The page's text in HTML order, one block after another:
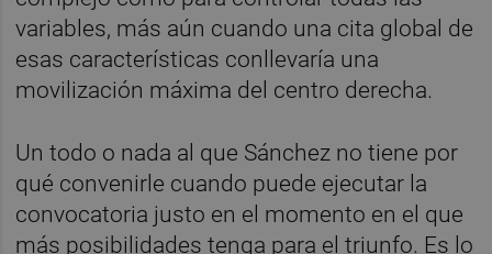
variables, más aún cuando una cita global de
esas características conllevaría una
movilización máxima del centro derecha.
Un todo o nada al que Sánchez no tiene por
qué convenirle cuando puede ejecutar la
convocatoria justo en el momento en el que
más posibilidades tenga para el triunfo. Es lo